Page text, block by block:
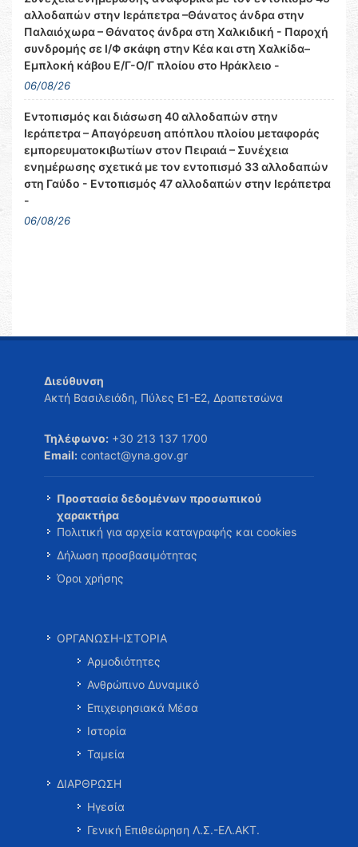
αλλοδαπών στην Ιεράπετρα –Θάνατος άνδρα στην
Παλαιόχωρα – Θάνατος άνδρα στη Χαλκιδική - Παροχή
συνδρομής σε Ι/Φ σκάφη στην Κέα και στη Χαλκίδα–
Εμπλοκή κάβου Ε/Γ-Ο/Γ πλοίου στο Ηράκλειο -
06/08/26
Εντοπισμός και διάσωση 40 αλλοδαπών στην
Ιεράπετρα – Απαγόρευση απόπλου πλοίου μεταφοράς
εμπορευματοκιβωτίων στον Πειραιά – Συνέχεια
ενημέρωσης σχετικά με τον εντοπισμό 33 αλλοδαπών
στη Γαύδο - Εντοπισμός 47 αλλοδαπών στην Ιεράπετρα
-
06/08/26
Διεύθυνση
Ακτή Βασιλειάδη, Πύλες Ε1-Ε2, Δραπετσώνα
Τηλέφωνο: +30 213 137 1700
Email: contact@yna.gov.gr
Προστασία δεδομένων προσωπικού
χαρακτήρα
Πολιτική για αρχεία καταγραφής και cookies
Δήλωση προσβασιμότητας
Όροι χρήσης
ΟΡΓΑΝΩΣΗ-ΙΣΤΟΡΙΑ
Αρμοδιότητες
Ανθρώπινο Δυναμικό
Επιχειρησιακά Μέσα
Ιστορία
Ταμεία
ΔΙΑΡΘΡΩΣΗ
Ηγεσία
Γενική Επιθεώρηση Λ.Σ.-ΕΛ.ΑΚΤ.